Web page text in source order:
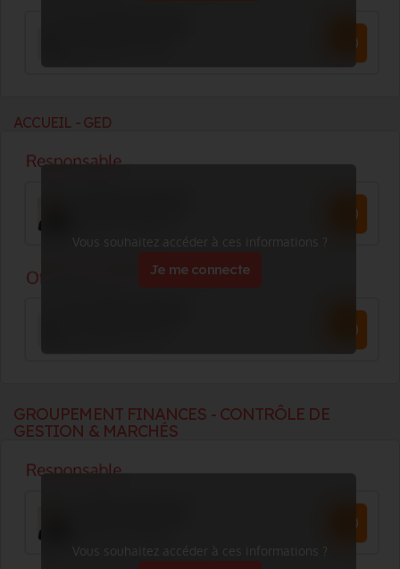
ACCUEIL - GED
Vous souhaitez accéder à ces informations ?
Je me connecte
GROUPEMENT FINANCES - CONTRÔLE DE
GESTION & MARCHÉS
Vous souhaitez accéder à ces informations ?